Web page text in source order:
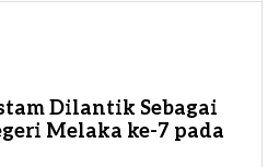
Dilantik Sebagai
Melaka ke-7 pada